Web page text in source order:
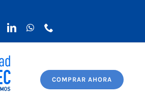
COMPRAR AHORA